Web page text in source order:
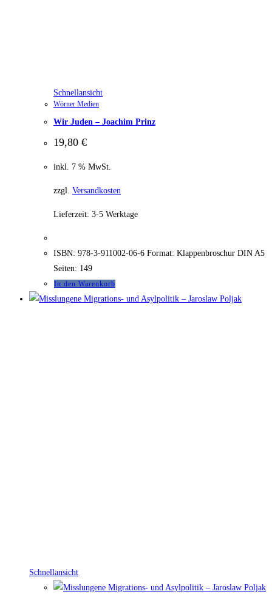
Schnellansicht
Wörner Medien
Wir Juden – Joachim Prinz
19,80 €
inkl. 7 % MwSt.
zzgl. Versandkosten
Lieferzeit: 3-5 Werktage
ISBN: 978-3-911002-06-6 Format: Klappenbroschur DIN A5
Seiten: 149
In den Warenkorb
Schnellansicht